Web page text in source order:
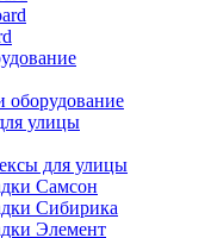
оборудование
улицы
для улицы
Самсон
Сибирика
Элемент